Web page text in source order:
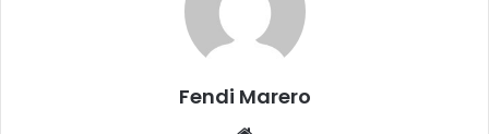
Fendi Marero